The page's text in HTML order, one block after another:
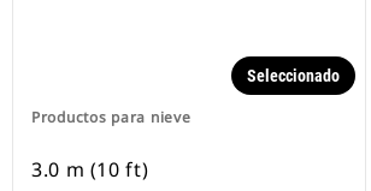
Productos para nieve
Seleccionado
3.0 m (10 ft)